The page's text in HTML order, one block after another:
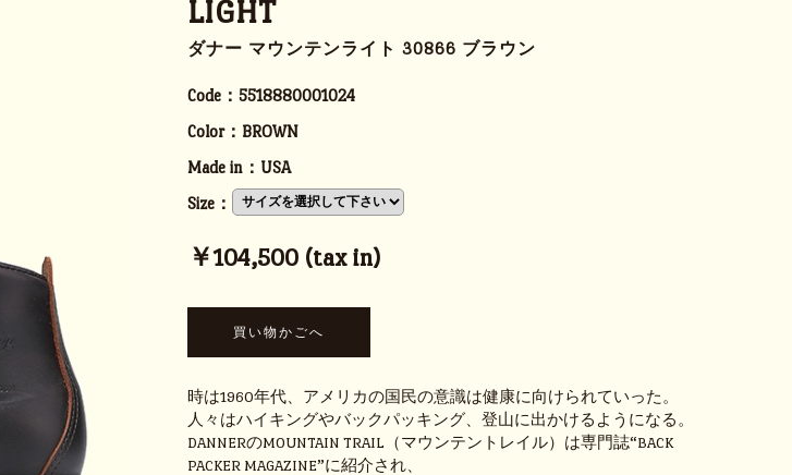
LIGHT
ダナー マウンテンライト 30866 ブラウン
Code： 5518880001024
Color： BROWN
Made in： USA
Size：
￥104,500 (tax in)
時は1960年代、アメリカの国民の意識は健康に向けられていった。
人々はハイキングやバックパッキング、登山に出かけるようになる。
DANNERのMOUNTAIN TRAIL（マウンテントレイル）は専門誌“BACK
PACKER MAGAZINE”に紹介され、